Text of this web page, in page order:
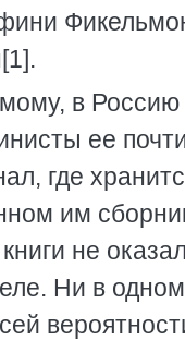
в Россию
ее
где
им
не
Ни в